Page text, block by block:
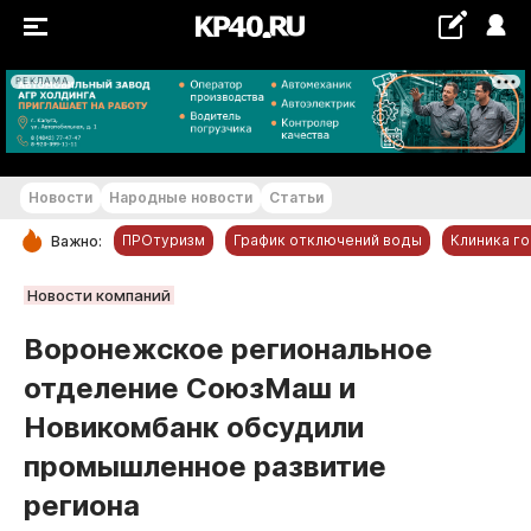
РЕКЛАМА
+16...+17 °С
РУБРИКИ
Новости компаний
Статьи
Народные новости
Авто и транспорт
Благоустройство
Новости Народные новости Статьи
Важно: ПРОтуризм График отключений воды Клиника
Новости компаний
Воронежское региональное
отделение СоюзМаш и
Новикомбанк обсудили
промышленное развитие
региона